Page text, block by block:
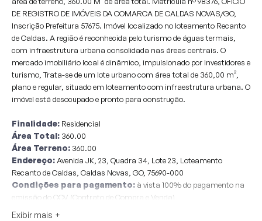
DE REGISTRO DE IMÓVEIS DA COMARCA DE CALDAS NOVAS/GO,
Inscrição Prefeitura 57675. Imóvel localizado no loteamento Recanto
de Caldas. A região é reconhecida pelo turismo de águas termais,
com infraestrutura urbana consolidada nas áreas centrais. O
mercado imobiliário local é dinâmico, impulsionado por investidores e
turismo, Trata-se de um lote urbano com área total de 360,00 m²,
plano e regular, situado em loteamento com infraestrutura urbana. O
imóvel está desocupado e pronto para construção.
Finalidade: Residencial
Área Total: 360.00
Área Terreno: 360.00
Endereço:Avenida JK, 23, Quadra 34, Lote 23, Loteamento
Recanto de Caldas, Caldas Novas, GO, 75690-000
Condições para pagamento: à vista 100% do pagamento na
emissão do CCV (Contrato de Compra e Venda)
Exibir mais